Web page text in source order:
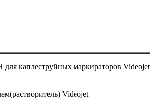
каплеструйных маркираторов Videojet
Videojet